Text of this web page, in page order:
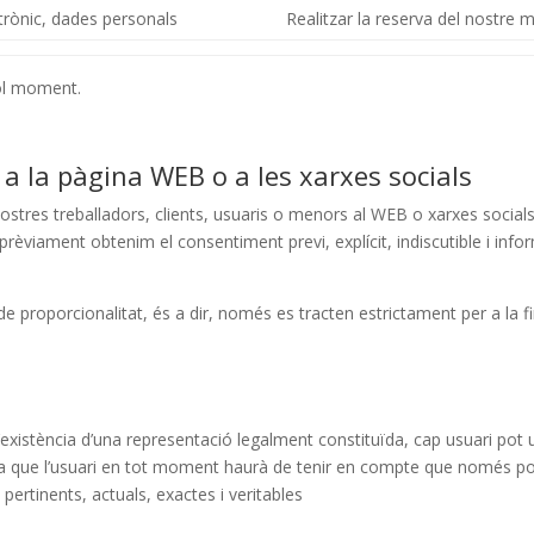
dades personals Realitzar la reserva del nostre
moment.
la pàgina WEB o a les xarxes socials
treballadors, clients, usuaris o menors al WEB o xarxes
obtenim el consentiment previ, explícit, indiscutible i
proporcionalitat, és a dir, només es tracten estrictament per a la
d’una representació legalment constituïda, cap usuari
que l’usuari en tot moment haurà de tenir en compte que només
actuals, exactes i veritables